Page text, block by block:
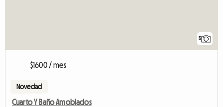
5
$1600 / mes
Novedad
Cuarto Y Baño Amoblados